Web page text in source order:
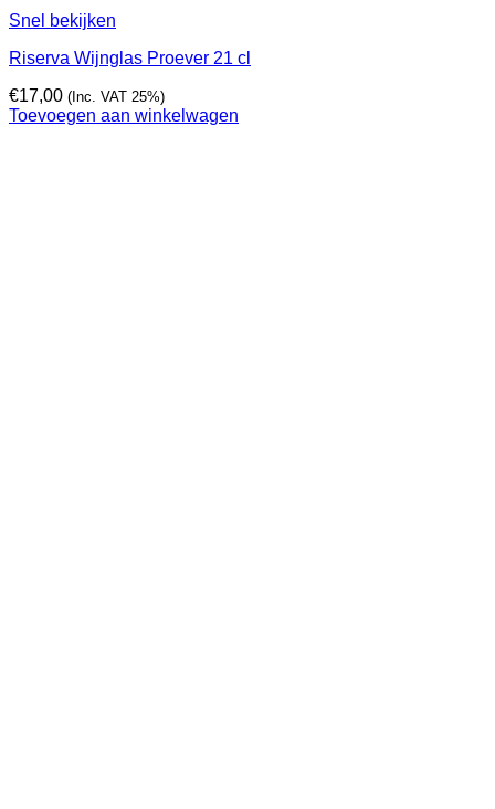
Snel bekijken
Riserva Wijnglas Proever 21 cl
€17,00 (Inc. VAT 25%)
Toevoegen aan winkelwagen